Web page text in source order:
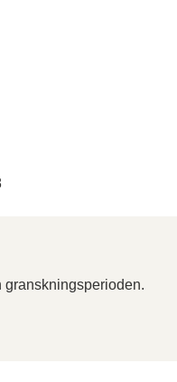
granskningsperioden.